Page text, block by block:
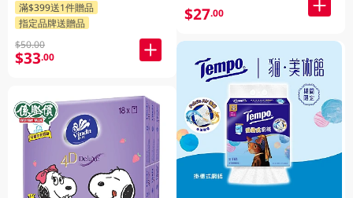
滿$399送1件贈品
指定品牌送贈品
$50.00
$33.00
$27.00